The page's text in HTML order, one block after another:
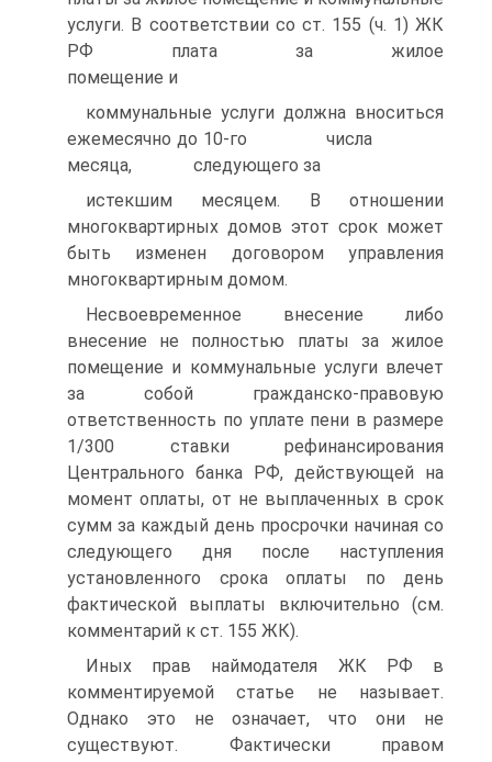
услуги. В соответствии со ст. 155 (ч. 1) ЖК
РФ плата за жилое
помещение и
коммунальные услуги должна вноситься
ежемесячно до 10-го числа
месяца, следующего за
истекшим месяцем. В отношении
многоквартирных домов этот срок может
быть изменен договором управления
многоквартирным домом.
Несвоевременное внесение либо
внесение не полностью платы за жилое
помещение и коммунальные услуги влечет
за собой гражданско-правовую
ответственность по уплате пени в размере
1/300 ставки рефинансирования
Центрального банка РФ, действующей на
момент оплаты, от не выплаченных в срок
сумм за каждый день просрочки начиная со
следующего дня после наступления
установленного срока оплаты по день
фактической выплаты включительно (см.
комментарий к ст. 155 ЖК).
Иных прав наймодателя ЖК РФ в
комментируемой статье не называет.
Однако это не означает, что они не
существуют. Фактически правом